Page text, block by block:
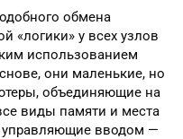
обмена
«логики» у всех узлов
использованием
они маленькие, но
объединяющие на
виды памяти и места
управляющие вводом —